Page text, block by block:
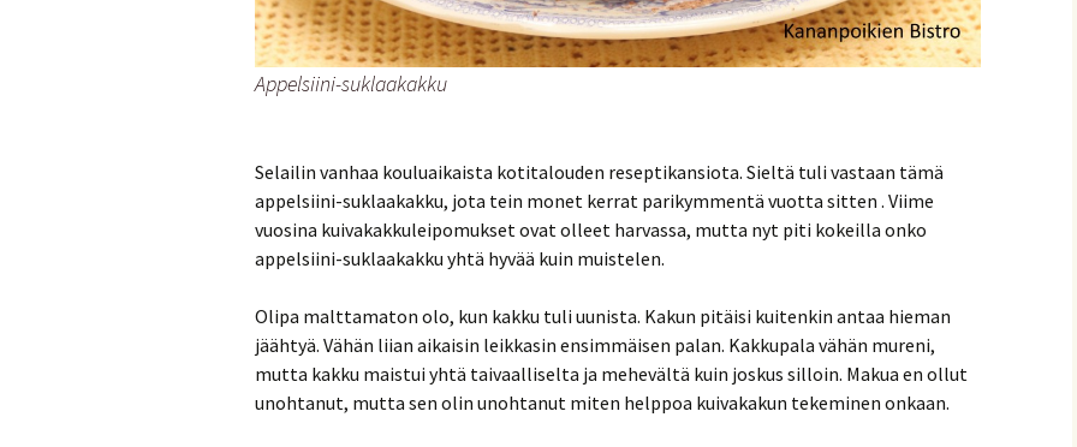
Munakkaat
Pastat
Risotot
Salaatit
Suolaiset leivonnaiset
Appelsiini-suklaakakku
Selailin vanhaa kouluaikaista kotitalouden reseptikansiota. Sieltä tuli vastaan tämä
appelsiini-suklaakakku, jota tein monet kerrat parikymmentä vuotta sitten . Viime
vuosina kuivakakkuleipomukset ovat olleet harvassa, mutta nyt piti kokeilla onko
appelsiini-suklaakakku yhtä hyvää kuin muistelen.
Olipa malttamaton olo, kun kakku tuli uunista. Kakun pitäisi kuitenkin antaa hieman
jäähtyä. Vähän liian aikaisin leikkasin ensimmäisen palan. Kakkupala vähän mureni,
mutta kakku maistui yhtä taivaalliselta ja mehevältä kuin joskus silloin. Makua en ollut
unohtanut, mutta sen olin unohtanut miten helppoa kuivakakun tekeminen onkaan.